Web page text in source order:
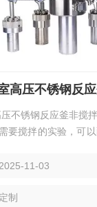
高压不锈钢反
不锈钢反应釜非搅
要搅拌的实验，可以
11-03
制